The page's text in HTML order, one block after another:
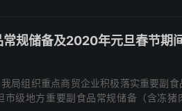
规储备及2020年元旦春节期
局组织重点商贸企业积极落实重要副食
级地方重要副食品常规储备（含冻猪